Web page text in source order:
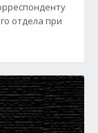
отдела при